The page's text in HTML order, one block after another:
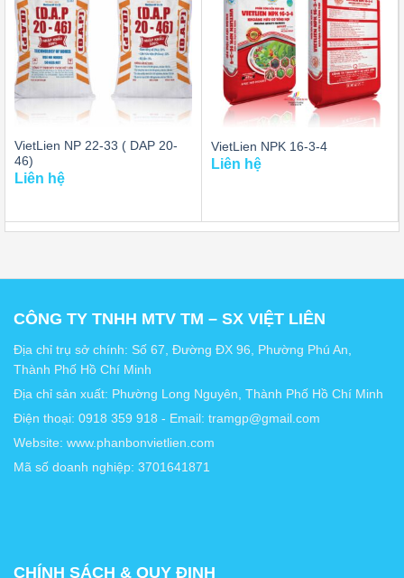
VietLien NP 22-33 ( DAP 20-
46)
Liên hệ
VietLien NPK 16-3-4
Liên hệ
CÔNG TY TNHH MTV TM – SX VIỆT LIÊN
Địa chỉ trụ sở chính: Số 67, Đường ĐX 96, Phường Phú An,
Thành Phố Hồ Chí Minh
Địa chỉ sản xuất: Phường Long Nguyên, Thành Phố Hồ Chí Minh
Điện thoại: 0918 359 918 - Email: tramgp@gmail.com
Website: www.phanbonvietlien.com
Mã số doanh nghiệp: 3701641871
CHÍNH SÁCH & QUY ĐỊNH